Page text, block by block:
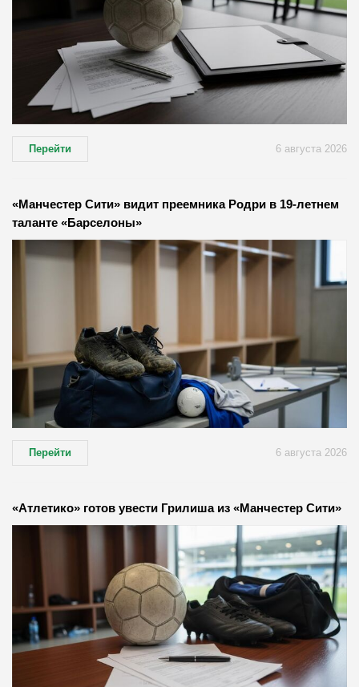
Перейти 6 августа 2026
«Манчестер Сити» видит преемника Родри в 19-летнем
таланте «Барселоны»
Перейти 6 августа 2026
«Атлетико» готов увести Грилиша из «Манчестер Сити»